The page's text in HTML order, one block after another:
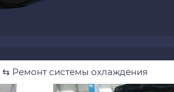
⇆ Ремонт системы охлаждения